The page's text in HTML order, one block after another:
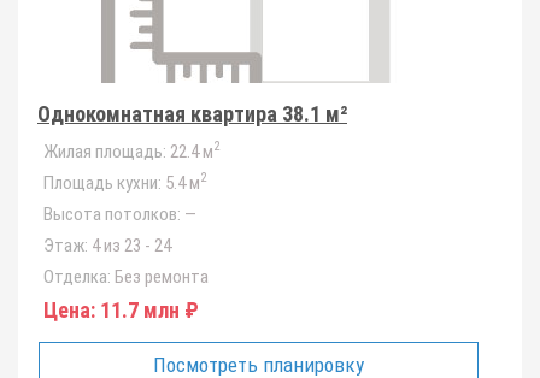
Однокомнатная квартира 38.1 м²
Жилая площадь: 22.4 м2
Площадь кухни: 5.4 м2
Высота потолков: —
Этаж: 4 из 23 - 24
Отделка: Без ремонта
Цена: 11.7 млн ₽
Посмотреть планировку